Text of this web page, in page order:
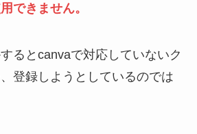
できません。
るとcanvaで対応していないク
登録しようとしているのでは